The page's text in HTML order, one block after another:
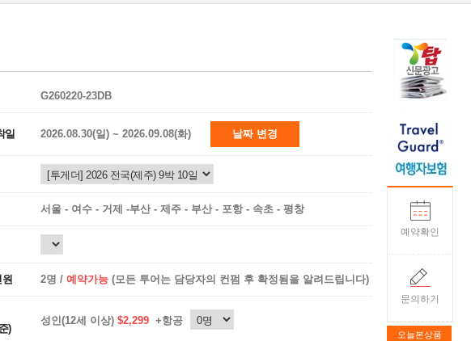
예약확인
문의하기
오늘본상품
G260220-23DB
일 2026.08.30(일) ~ 2026.09.08(화) 날짜 변경
서울 - 여수 - 거제 -부산 - 제주 - 부산 - 포항 - 속초 - 평창
원 2명 / 예약가능 (모든 투어는 담당자의 컨펌 후 확정됨을 알려드립니다)
)
성인(12세 이상) $2,299 +항공